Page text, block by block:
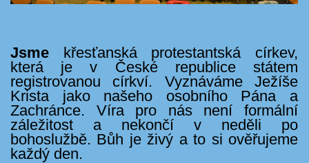
Jsme křesťanská protestantská církev,
která je v České republice státem
registrovanou církví. Vyznáváme Ježíše
Krista jako našeho osobního Pána a
Zachránce. Víra pro nás není formální
záležitost a nekončí v neděli po
bohoslužbě. Bůh je živý a to si ověřujeme
každý den.